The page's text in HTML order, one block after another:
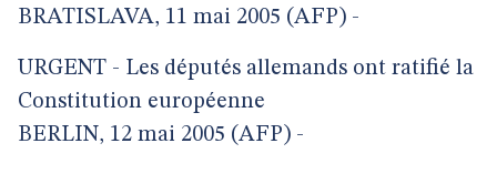
BRATISLAVA, 11 mai 2005 (AFP) -
URGENT - Les députés allemands ont ratifié la
Constitution européenne
BERLIN, 12 mai 2005 (AFP) -